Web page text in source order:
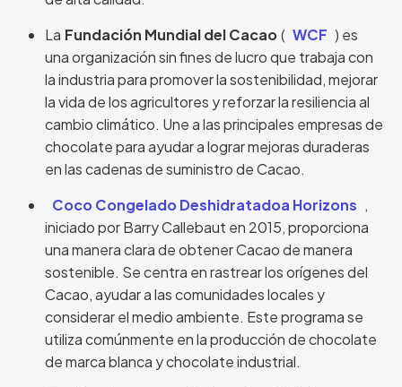
La Fundación Mundial del Cacao( WCF ) es
una organización sin fines de lucro que trabaja con
la industria para promover la sostenibilidad, mejorar
la vida de los agricultores y reforzar la resiliencia al
cambio climático. Une a las principales empresas de
chocolate para ayudar a lograr mejoras duraderas
en las cadenas de suministro de Cacao.
Coco Congelado Deshidratadoa Horizons ,
iniciado por Barry Callebaut en 2015, proporciona
una manera clara de obtener Cacao de manera
sostenible. Se centra en rastrear los orígenes del
Cacao, ayudar a las comunidades locales y
considerar el medio ambiente. Este programa se
utiliza comúnmente en la producción de chocolate
de marca blanca y chocolate industrial.